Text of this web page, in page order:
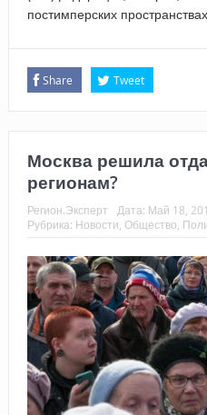
постимперских
Share Tweet
Москва решила
регионам?
Регион.Эксперт Дата: Май 18,
Рубрика: Новости, Общество,